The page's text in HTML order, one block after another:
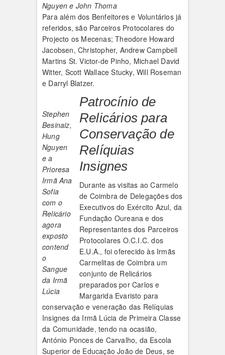
Nguyen e John Thoma
Para além dos Benfeitores e Voluntários já
referidos, são Parceiros Protocolares do
Projecto os Mecenas; Theodore Howard
Jacobsen, Christopher, Andrew Campbell
Martins St. Victor-de Pinho, Michael David
Witter, Scott Wallace Stucky, Will Roseman
e Darryl Blatzer.
Stephen
Besinaiz,
Hung
Nguyen
e a
Prioresa
Irmã Ana
Sofia
com o
Relicário
agora
exposto
contend
o
Sangue
da Irmã
Lúcia
Patrocínio de
Relicários para
Conservação de
Relíquias
Insignes
Durante as visitas ao Carmelo
de Coimbra de Delegações dos
Executivos do Exército Azul, da
Fundação Oureana e dos
Representantes dos Parceiros
Protocolares O.C.I.C. dos
E.U.A., foi oferecido às Irmãs
Carmelitas de Coimbra um
conjunto de Relicários
preparados por Carlos e
Margarida Evaristo para
conservação e veneração das Relíquias
Insignes da Irmã Lúcia de Primeira Classe
da Comunidade, tendo na ocasião,
António Ponces de Carvalho, da Escola
Superior de Educação João de Deus, se